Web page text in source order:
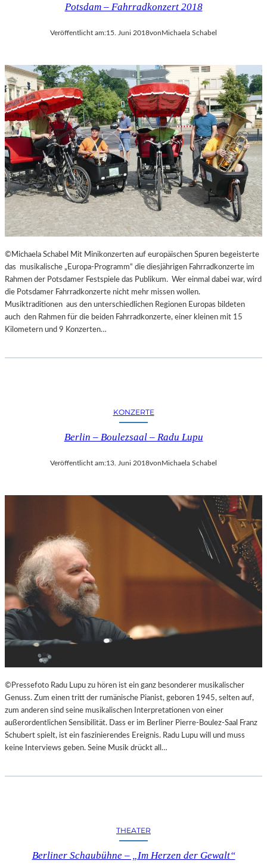
Potsdam – Fahrradkonzert 2018
Veröffentlicht am:15. Juni 2018vonMichaela Schabel
©Michaela Schabel Mit Minikonzerten auf europäischen Spuren begeisterte
das musikalische „Europa-Programm“ die diesjährigen Fahrradkonzerte im
Rahmen der Potsdamer Festspiele das Publikum. Wer einmal dabei war, wird
die Potsdamer Fahrradkonzerte nicht mehr missen wollen.
Musiktraditionen aus den unterschiedlichen Regionen Europas bildeten
auch den Rahmen für die beiden Fahrradkonzerte, einer kleinen mit 15
Kilometern und 9 Konzerten…
KONZERTE
Berlin – Boulezsaal – Radu Lupu
Veröffentlicht am:13. Juni 2018vonMichaela Schabel
©Pressefoto Radu Lupu zu hören ist ein ganz besonderer musikalischer
Genuss. Zum einen tritt der rumänische Pianist, geboren 1945, selten auf,
zum anderen sind seine musikalischen Interpretationen von einer
außerordentlichen Sensibilität. Dass er im Berliner Pierre-Boulez-Saal Franz
Schubert spielt, ist ein faszinierendes Ereignis. Radu Lupu will und muss
keine Interviews geben. Seine Musik drückt all…
THEATER
Berliner Schaubühne – „Im Herzen der Gewalt“